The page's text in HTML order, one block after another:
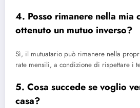
4. Posso rimanere nella mia
ottenuto un mutuo inverso?
Sì, il mutuatario può rimanere nella
rate mensili, a condizione di rispettare i
5. Cosa succede se voglio
casa?